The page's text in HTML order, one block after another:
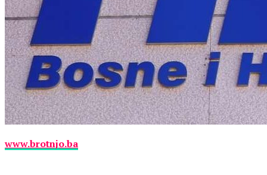
www.brotnjo.ba